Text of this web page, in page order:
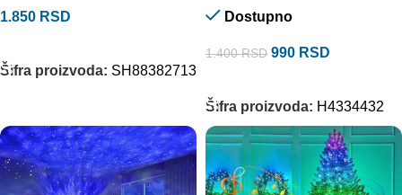
1.850 RSD
Šifra proizvoda: SH88382713
Dostupno
1.400RSD 990 RSD
Šifra proizvoda: H4334432